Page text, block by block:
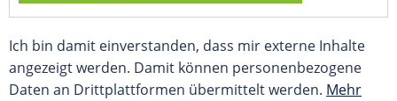
Ich bin damit einverstanden, dass mir externe Inhalte
angezeigt werden. Damit können personenbezogene
Daten an Drittplattformen übermittelt werden. Mehr